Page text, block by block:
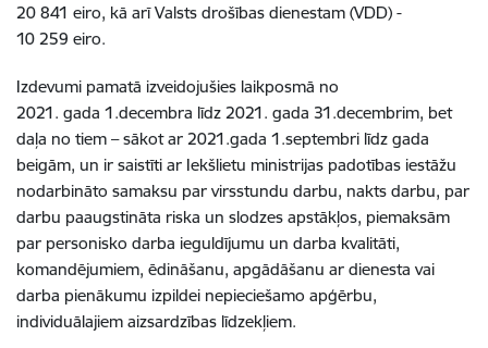
20 841 eiro, kā arīValsts drošības dienestam (VDD) -
10 259 eiro.
Izdevumi pamatā izveidojušies laikposmā no
2021. gada 1.decembra līdz 2021. gada 31.decembrim, bet
daļa no tiem – sākot ar 2021.gada 1.septembri līdz gada
beigām, un ir saistīti ar Iekšlietu ministrijas padotības iestāžu
nodarbināto samaksu par virsstundu darbu, nakts darbu, par
darbu paaugstināta riska un slodzes apstākļos, piemaksām
par personisko darba ieguldījumu un darba kvalitāti,
komandējumiem, ēdināšanu, apgādāšanu ar dienesta vai
darba pienākumu izpildei nepieciešamo apģērbu,
individuālajiem aizsardzības līdzekļiem.